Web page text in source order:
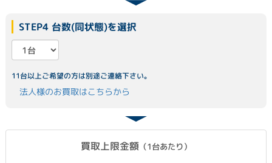
STEP4 台数(同状態)を選択
11台以上ご希望の方は別途ご連絡下さい。
法人様のお買取はこちらから
買取上限金額 （1台あたり）